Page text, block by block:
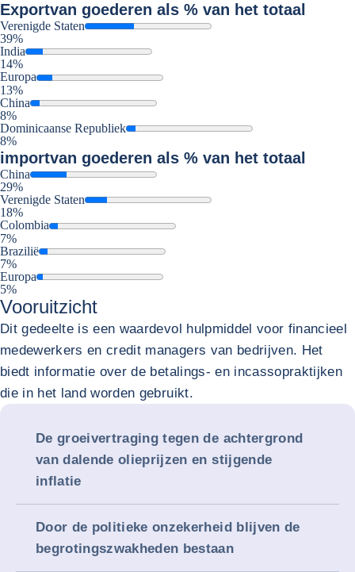
Exportvan goederen als % van het totaal
Verenigde Staten
39%
India
14%
Europa
13%
China
8%
Dominicaanse Republiek
8%
importvan goederen als % van het totaal
China
29%
Verenigde Staten
18%
Colombia
7%
Brazilië
7%
Europa
5%
Vooruitzicht
Dit gedeelte is een waardevol hulpmiddel voor financieel
medewerkers en credit managers van bedrijven. Het
biedt informatie over de betalings- en incassopraktijken
die in het land worden gebruikt.
De groeivertraging tegen de achtergrond
van dalende olieprijzen en stijgende
inflatie
Door de politieke onzekerheid blijven de
begrotingszwakheden bestaan